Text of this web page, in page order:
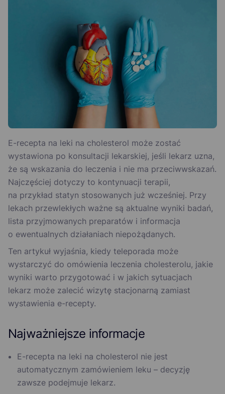
E-recepta na leki na cholesterol może zostać
wystawiona po konsultacji lekarskiej, jeśli lekarz uzna,
że są wskazania do leczenia i nie ma przeciwwskazań.
Najczęściej dotyczy to kontynuacji terapii,
na przykład statyn stosowanych już wcześniej. Przy
lekach przewlekłych ważne są aktualne wyniki badań,
lista przyjmowanych preparatów i informacja
o ewentualnych działaniach niepożądanych.
Ten artykuł wyjaśnia, kiedy teleporada może
wystarczyć do omówienia leczenia cholesterolu, jakie
wyniki warto przygotować i w jakich sytuacjach
lekarz może zalecić wizytę stacjonarną zamiast
wystawienia e-recepty.
Najważniejsze informacje
E-recepta na leki na cholesterol nie jest
automatycznym zamówieniem leku – decyzję
zawsze podejmuje lekarz.